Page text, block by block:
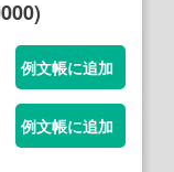
例文帳に追加
例文帳に追加